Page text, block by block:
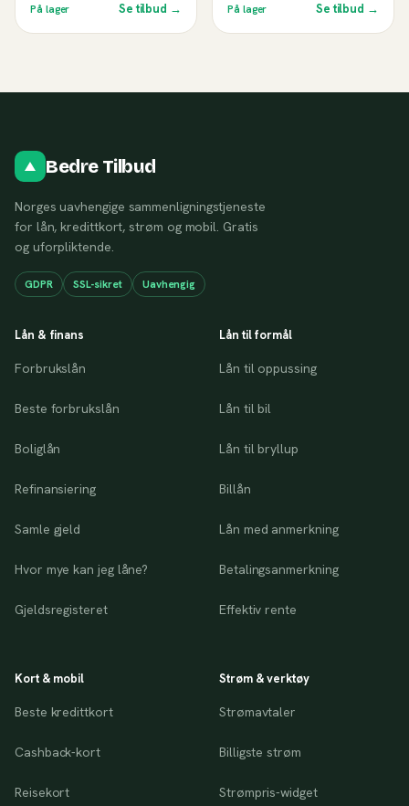
På lager Se tilbud → På lager Se tilbud →
Bedre Tilbud
Norges uavhengige sammenligningstjeneste
for lån, kredittkort, strøm og mobil. Gratis
og uforpliktende.
GDPR SSL-sikret Uavhengig
Lån & finans
Forbrukslån
Beste forbrukslån
Boliglån
Refinansiering
Samle gjeld
Hvor mye kan jeg låne?
Gjeldsregisteret
Lån til formål
Lån til oppussing
Lån til bil
Lån til bryllup
Billån
Lån med anmerkning
Betalingsanmerkning
Effektiv rente
Kort & mobil
Beste kredittkort
Cashback-kort
Reisekort
Strøm & verktøy
Strømavtaler
Billigste strøm
Strømpris-widget